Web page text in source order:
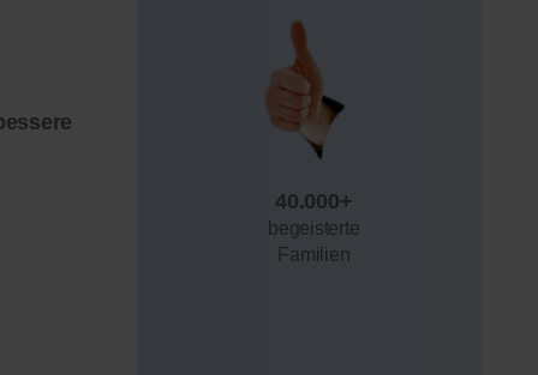
40.000+
begeisterte
Familien